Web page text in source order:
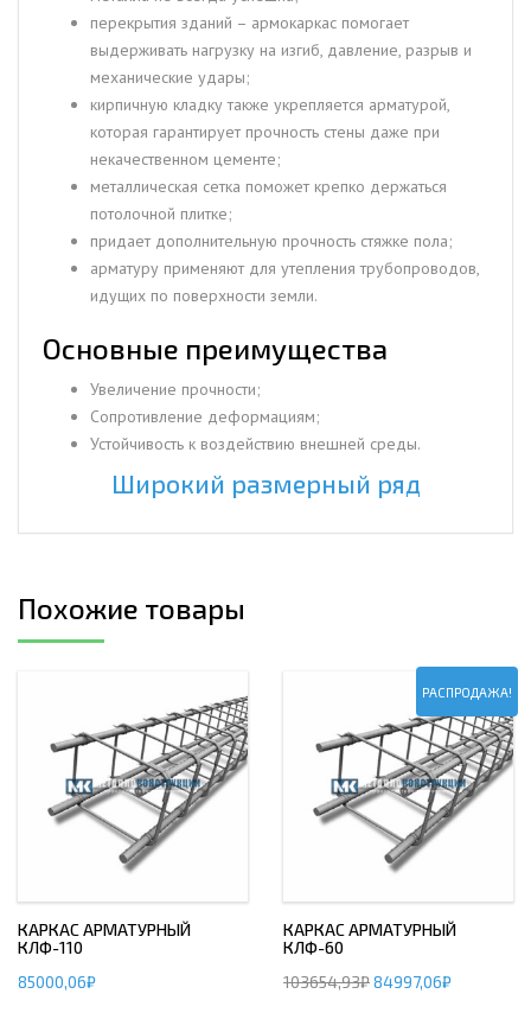
перекрытия зданий – армокаркас помогает
выдерживать нагрузку на изгиб, давление, разрыв и
механические удары;
кирпичную кладку также укрепляется арматурой,
которая гарантирует прочность стены даже при
некачественном цементе;
металлическая сетка поможет крепко держаться
потолочной плитке;
придает дополнительную прочность стяжке пола;
арматуру применяют для утепления трубопроводов,
идущих по поверхности земли.
Основные преимущества
Увеличение прочности;
Сопротивление деформациям;
Устойчивость к воздействию внешней среды.
Широкий размерный ряд
Похожие товары
КАРКАС АРМАТУРНЫЙ
КЛФ-110
85000,06₽
РАСПРОДАЖА!
КАРКАС АРМАТУРНЫЙ
КЛФ-60
103654,93₽84997,06₽